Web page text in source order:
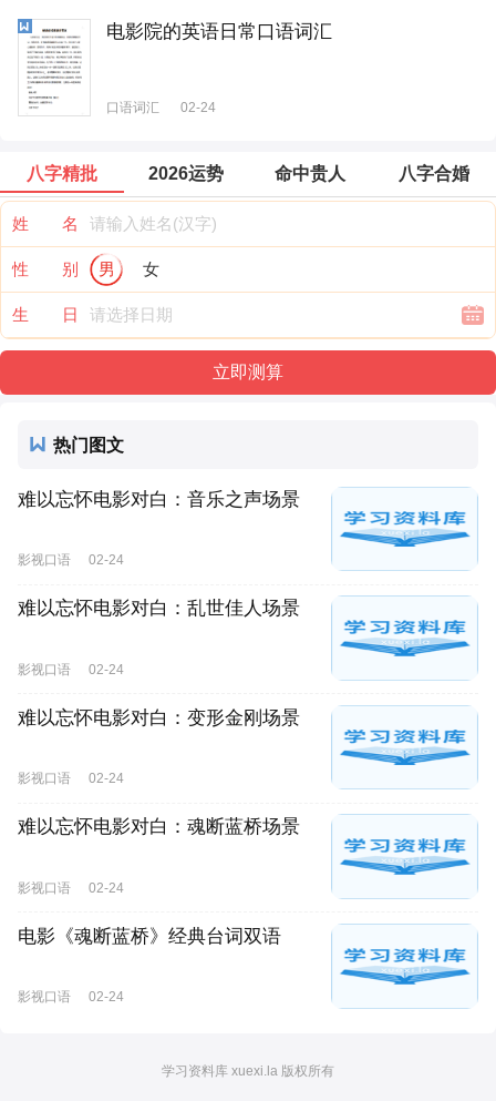
电影院的英语日常口语词汇
口语词汇 02-24
八字精批 2026运势 命中贵人 八字合婚
姓 名
性 别 男 女
生 日
热门图文
难以忘怀电影对白：音乐之声场景
影视口语 02-24
难以忘怀电影对白：乱世佳人场景
影视口语 02-24
难以忘怀电影对白：变形金刚场景
影视口语 02-24
难以忘怀电影对白：魂断蓝桥场景
影视口语 02-24
电影《魂断蓝桥》经典台词双语
影视口语 02-24
学习资料库 xuexi.la 版权所有